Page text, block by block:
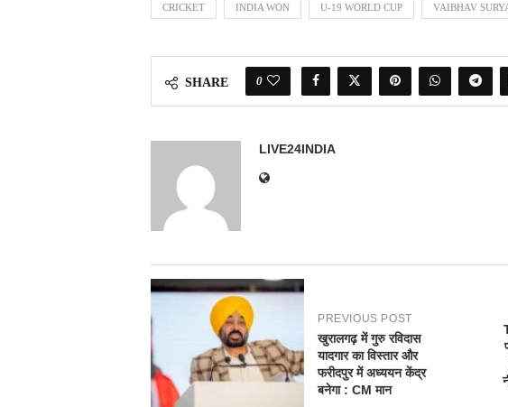
CRICKET INDIA WON U-19 WORLD CUP VAIBHAV
SHARE 0
LIVE24INDIA
PREVIOUS POST
खुरालगढ़ में गुरु रविदास
यादगार का विस्तार और
फरीदपुर में अध्ययन केंद्र
बनेगा : CM मान